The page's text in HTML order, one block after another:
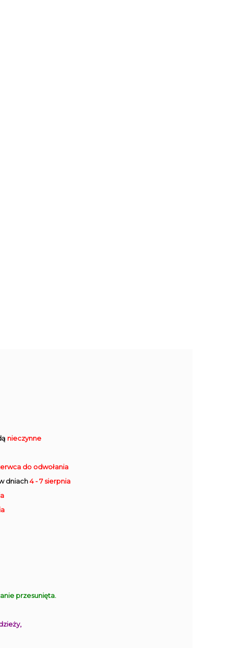
nieczynne
do odwołania
dniach4 - 7 sierpnia
przesunięta.